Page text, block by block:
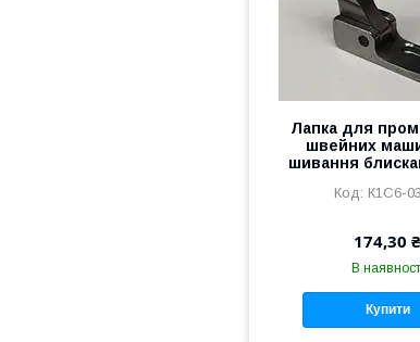
Лапка для
швейних
шивання
К1С6-
174,30 ₴
В
Купити